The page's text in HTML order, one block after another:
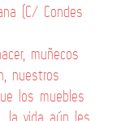
(C/ Condes
muñecos
nuestros
los muebles